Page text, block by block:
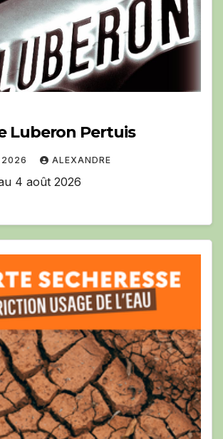
Luberon Pertuis
2026 ALEXANDRE
4 août 2026